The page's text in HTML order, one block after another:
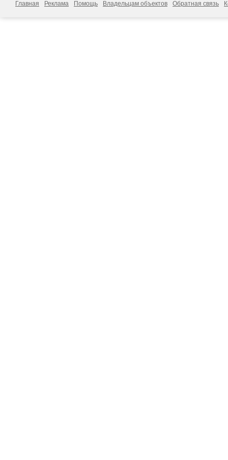
Главная Реклама Помощь Владельцам объектов Обратная связь